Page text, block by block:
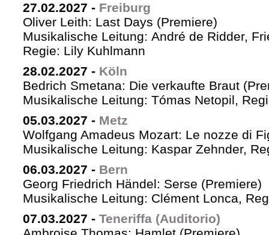
27.02.2027 - Freiburg
Oliver Leith: Last Days (Premiere)
Musikalische Leitung: André de Ridder,
Regie: Lily Kuhlmann
28.02.2027 - Köln
Bedrich Smetana: Die verkaufte Braut
Musikalische Leitung: Tómas Netopil,
05.03.2027 - Metz
Wolfgang Amadeus Mozart: Le nozze di
Musikalische Leitung: Kaspar Zehnder,
06.03.2027 - Bern
Georg Friedrich Händel: Serse (Premiere)
Musikalische Leitung: Clément Lonca,
07.03.2027 - Teneriffa (Auditorio)